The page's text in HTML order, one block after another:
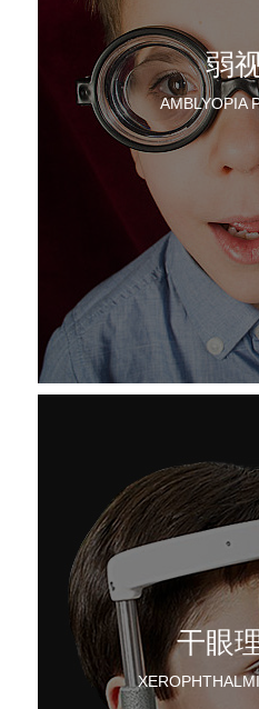
弱
AMBLYOPIA
干眼